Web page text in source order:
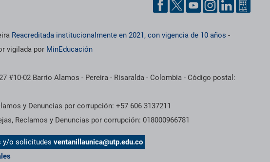
Reacreditada institucionalmente en 2021, con vigencia de 10 años -
vigilada por MinEducación
#10-02 Barrio Alamos - Pereira - Risaralda - Colombia - Código postal:
y Denuncias por corrupción: +57 606 3137211
Reclamos y Denuncias por corrupción: 018000966781
y/o solicitudesventanillaunica@utp.edu.co